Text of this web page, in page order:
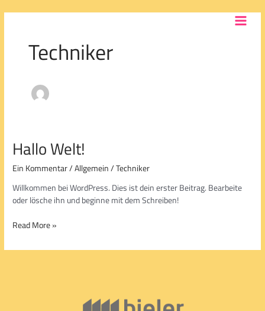
MAIN
Techniker
Hallo Welt!
Ein Kommentar/Allgemein /Techniker
Willkommen bei WordPress. Dies ist dein erster Beitrag. Bearbeite
oder lösche ihn und beginne mit dem Schreiben!
Hallo
Welt!
Read More »